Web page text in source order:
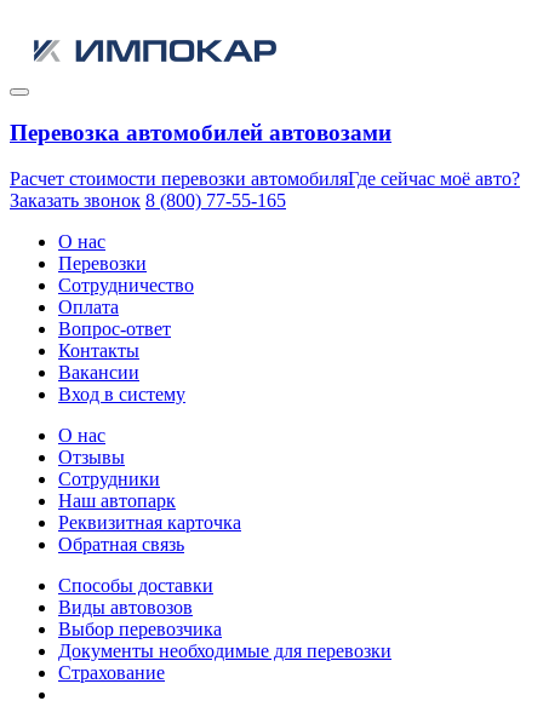
Перевозка автомобилей автовозами
Расчет стоимости перевозки автомобиляГде сейчас моё авто?
Заказать звонок 8 (800) 77-55-165
О нас
Перевозки
Сотрудничество
Оплата
Вопрос-ответ
Контакты
Вакансии
Вход в систему
О нас
Отзывы
Сотрудники
Наш автопарк
Реквизитная карточка
Обратная связь
Способы доставки
Виды автовозов
Выбор перевозчика
Документы необходимые для перевозки
Страхование